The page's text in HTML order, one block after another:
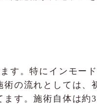
す。特にインモー
の流れとしては、
す。施術自体は約